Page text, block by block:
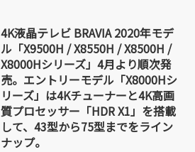
4K液晶テレビ BRAVIA 2020年モデ
ル「X9500H / X8550H / X8500H /
X8000Hシリーズ」4月より順次発
売。エントリーモデル「X8000Hシ
リーズ」は4Kチューナーと4K高画
質プロセッサー「HDR X1」を搭載
して、43型から75型までをライン
ナップ。